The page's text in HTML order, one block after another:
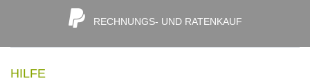
RECHNUNGS- UND RATENKAUF
HILFE